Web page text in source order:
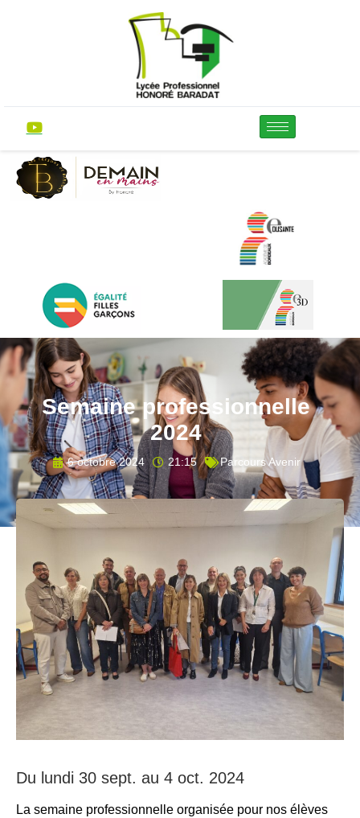
Semaine professionnelle
2024
6 octobre 2024 21:15 Parcours Avenir
Du lundi 30 sept. au 4 oct. 2024
La semaine professionnelle organisée pour nos élèves